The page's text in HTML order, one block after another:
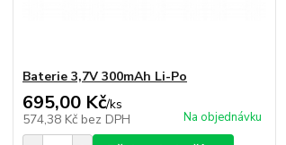
Baterie 3,7V 300mAh Li-Po
695,00 Kč/ks
574,38 Kč bez DPH Na objednávku